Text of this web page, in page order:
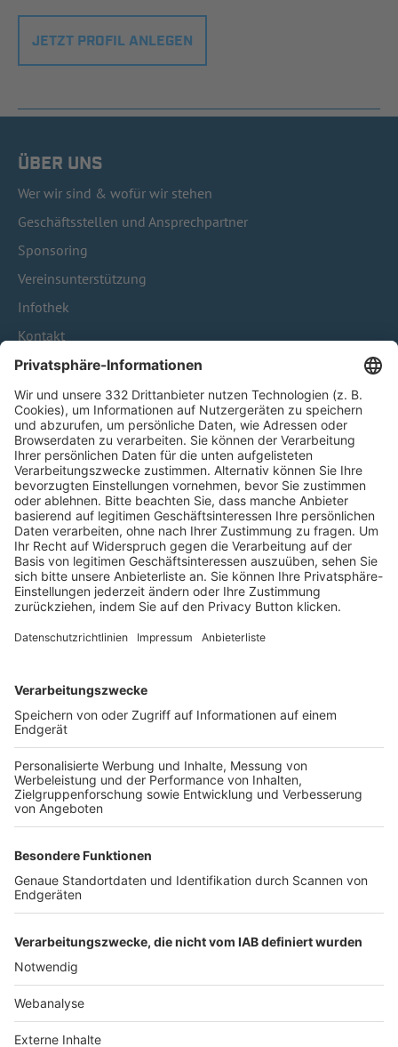
JETZT PROFIL ANLEGEN
ÜBER UNS
Wer wir sind & wofür wir stehen
Geschäftsstellen und Ansprechpartner
Sponsoring
Vereinsunterstützung
Infothek
Kontakt
HÄUFIG BESUCHTE SEITEN
Pässe und Vereinswechsel
Trainerausbildung
Schulungsangebot Vereinsmitarbeiter
BFV-Geschäftsstellen
Trainerbörse
Login SpielPlus
FOLGE DEM BFV
TOP-VEREINE
TOP-PARTNER
Nutzungsbedingungen Datenschutz Impressum